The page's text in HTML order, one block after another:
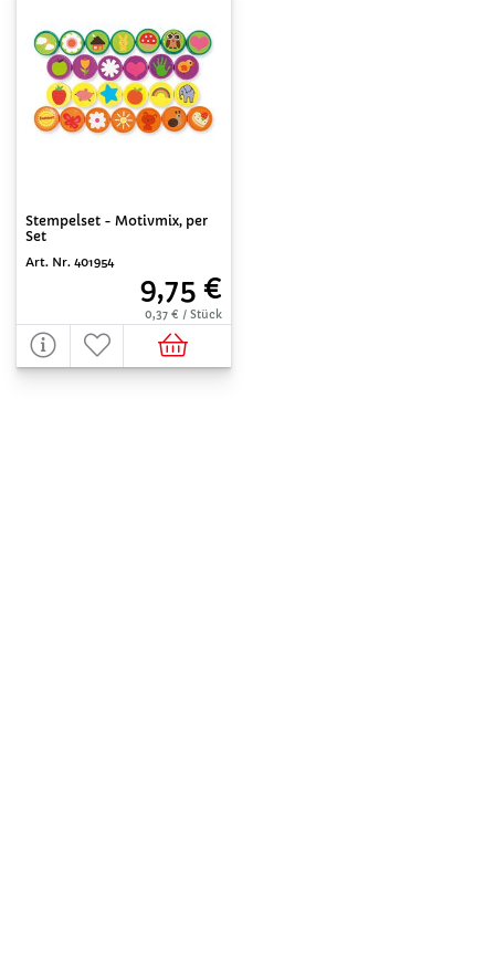
Stempelset - Motivmix, per
Set
Art. Nr. 401954
9,75 €
0,37 € / Stück